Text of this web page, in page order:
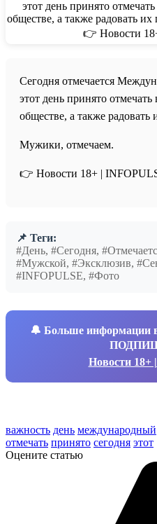
Сегодня отмечается
этот день принято
обществе, а также радовать
Мужики, отмечаем.
👉 Новости 18+ |
📌 Теги:
#День, #Сегодня,
#Мужской, #Эксклюзив,
#INFOPULSE, #Фото
🔔 Больше информации
Новости 18+
важность день международный
отмечать принято сегодня этот
Оцените статью